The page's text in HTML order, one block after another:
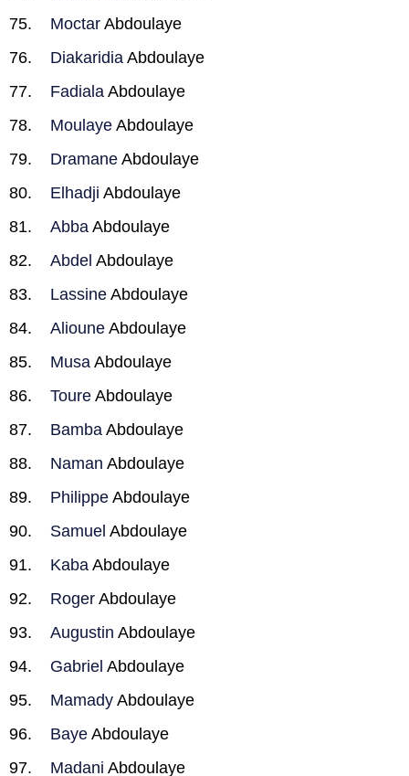
Moctar Abdoulaye
Diakaridia Abdoulaye
Fadiala Abdoulaye
Moulaye Abdoulaye
Dramane Abdoulaye
Elhadji Abdoulaye
Abba Abdoulaye
Abdel Abdoulaye
Lassine Abdoulaye
Alioune Abdoulaye
Musa Abdoulaye
Toure Abdoulaye
Bamba Abdoulaye
Naman Abdoulaye
Philippe Abdoulaye
Samuel Abdoulaye
Kaba Abdoulaye
Roger Abdoulaye
Augustin Abdoulaye
Gabriel Abdoulaye
Mamady Abdoulaye
Baye Abdoulaye
Madani Abdoulaye